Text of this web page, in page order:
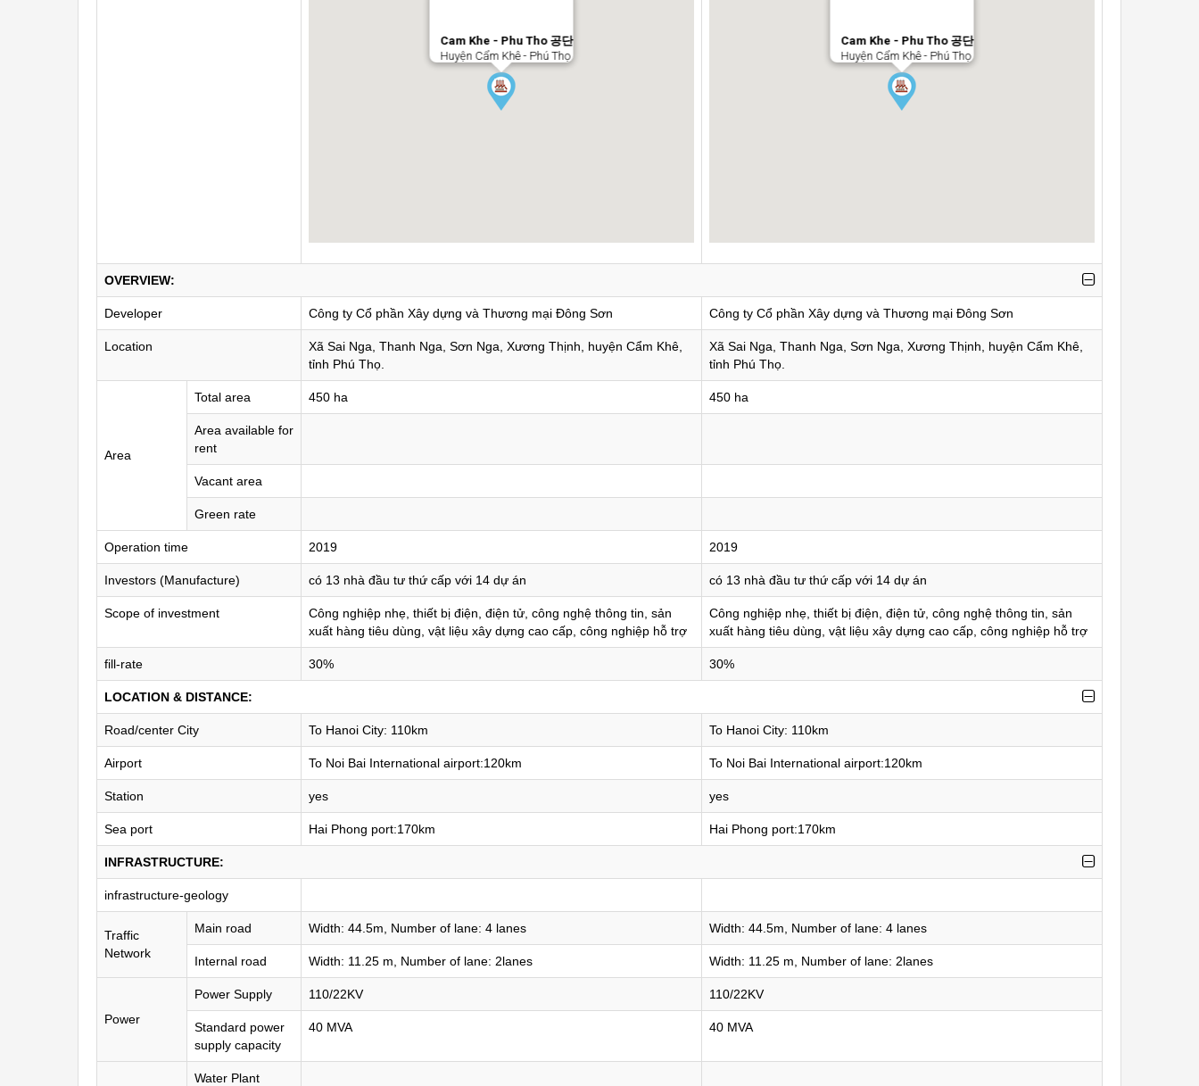
Cam Khe - Phu Tho 공단
Huyện Cẩm Khê - Phú Thọ
Cam Khe - Phu Tho 공단
Huyện Cẩm Khê - Phú Thọ
OVERVIEW:
Developer Công ty Cổ phần Xây dựng và Thương mại Đông Sơn Công ty Cổ phần Xây dựng và Thương mại Đông Sơn
Location
Xã Sai Nga, Thanh Nga, Sơn Nga, Xương Thịnh, huyện Cẩm Khê,
tỉnh Phú Thọ.
Xã Sai Nga, Thanh Nga, Sơn Nga, Xương Thịnh, huyện Cẩm Khê,
tỉnh Phú Thọ.
Area
Total area 450 ha 450 ha
Area available for
rent
Vacant area
Green rate
Operation time 2019 2019
Investors (Manufacture) có 13 nhà đầu tư thứ cấp với 14 dự án có 13 nhà đầu tư thứ cấp với 14 dự án
Scope of investment
Công nghiệp nhẹ, thiết bị điện, điện tử, công nghệ thông tin, sản
xuất hàng tiêu dùng, vật liệu xây dựng cao cấp, công nghiệp hỗ trợ
Công nghiệp nhẹ, thiết bị điện, điện tử, công nghệ thông tin, sản
xuất hàng tiêu dùng, vật liệu xây dựng cao cấp, công nghiệp hỗ trợ
fill-rate 30% 30%
LOCATION & DISTANCE:
Road/center City To Hanoi City: 110km To Hanoi City: 110km
Airport To Noi Bai International airport:120km To Noi Bai International airport:120km
Station yes yes
Sea port Hai Phong port:170km Hai Phong port:170km
INFRASTRUCTURE:
infrastructure-geology
Traffic
Network
Main road Width: 44.5m, Number of lane: 4 lanes Width: 44.5m, Number of lane: 4 lanes
Internal road Width: 11.25 m, Number of lane: 2lanes Width: 11.25 m, Number of lane: 2lanes
Power
Power Supply 110/22KV 110/22KV
Standard power
supply capacity
40 MVA 40 MVA
Water Plant